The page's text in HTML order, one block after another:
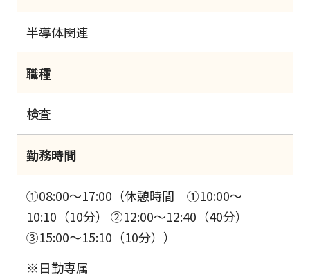
半導体関連
職種
検査
勤務時間
①08:00～17:00（休憩時間 ①10:00～
10:10（10分） ②12:00～12:40（40分）
③15:00～15:10（10分））
※日勤専属